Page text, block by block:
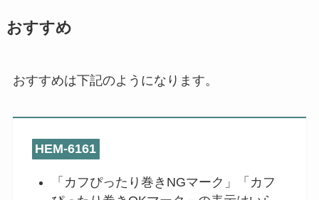
おすすめ
おすすめは下記のようになります。
HEM-6161
「カフぴったり巻きNGマーク」「カフ